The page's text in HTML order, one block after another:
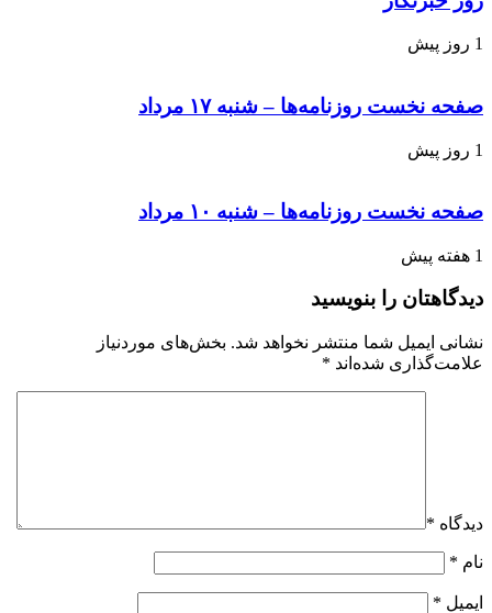
1 روز پیش
صفحه نخست روزنامه‌ها – شنبه ۱۷ مرداد
1 روز پیش
صفحه نخست روزنامه‌ها – شنبه ۱۰ مرداد
1 هفته پیش
دیدگاهتان را بنویسید
نشانی ایمیل شما منتشر نخواهد شد. بخش‌های موردنیاز
علامت‌گذاری شده‌اند *
دیدگاه *
نام *
ایمیل *